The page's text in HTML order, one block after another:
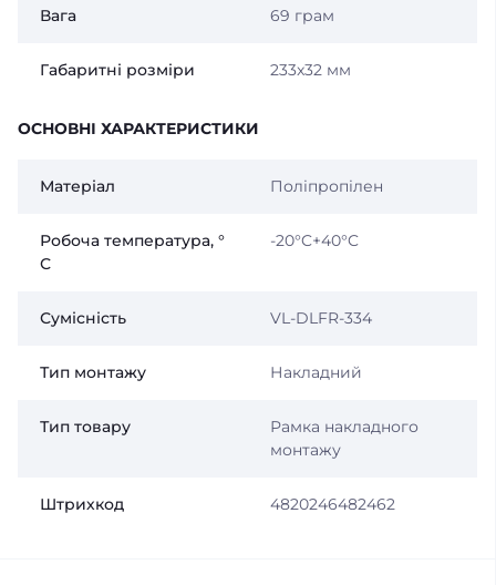
Вага 69 грам
Габаритні розміри 233x32 мм
ОСНОВНІ ХАРАКТЕРИСТИКИ
Матеріал Поліпропілен
Робоча температура, °
С
-20°C+40°C
Сумісність VL-DLFR-334
Тип монтажу Накладний
Тип товару
Рамка накладного
монтажу
Штрихкод 4820246482462